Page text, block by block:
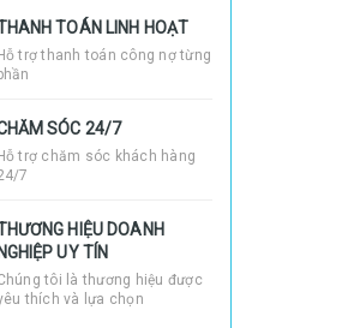
TOÁN LINH HOẠT
Hỗ trợ thanh toán công nợ từng
SÓC 24/7
Hỗ trợ chăm sóc khách hàng
7
HIỆU DOANH
NGHIỆP UY TÍN
tôi là thương hiệu được
thích và lựa chọn